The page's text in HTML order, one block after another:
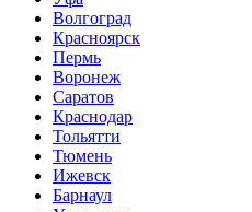
Волгоград
Красноярск
Пермь
Воронеж
Саратов
Краснодар
Тольятти
Тюмень
Ижевск
Барнаул